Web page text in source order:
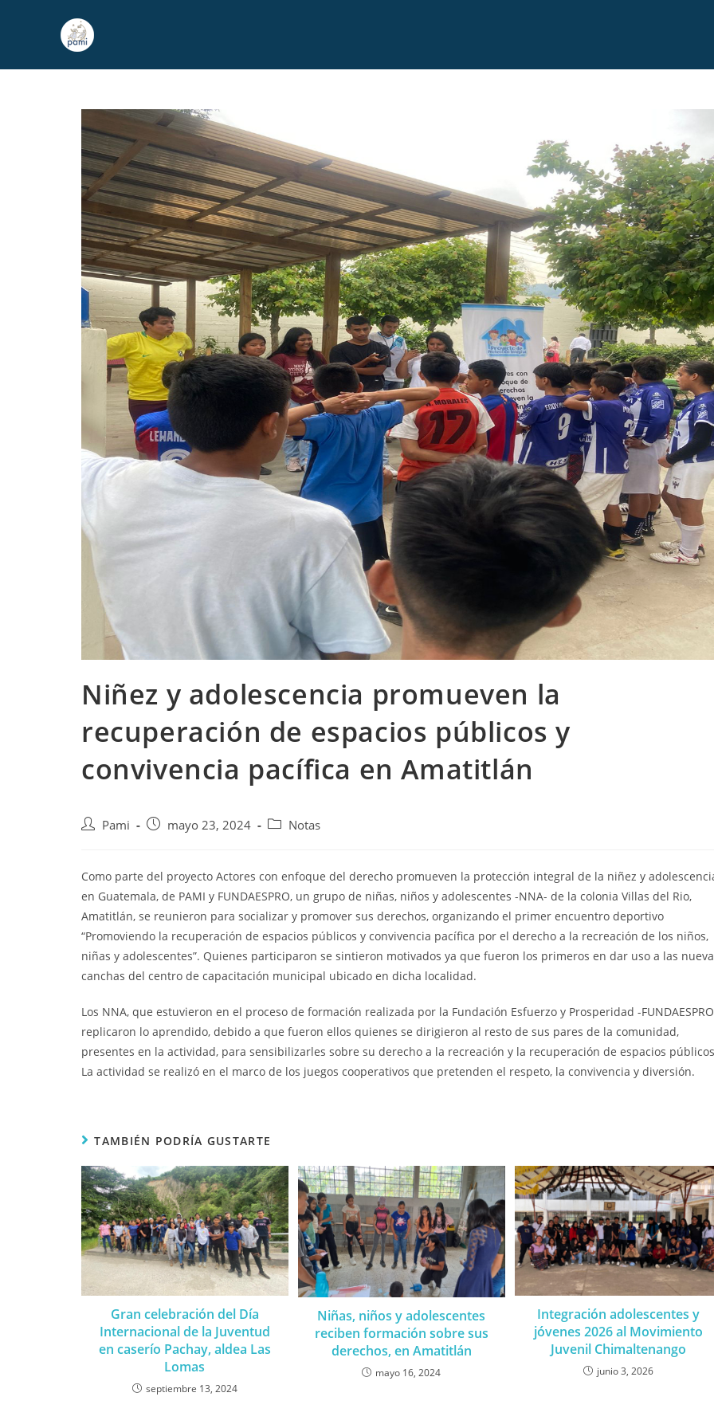
Niñez y adolescencia promueven la
recuperación de espacios públicos y
convivencia pacífica en Amatitlán
Pami mayo 23, 2024 Notas
Como parte del proyecto Actores con enfoque del derecho promueven la protección integral de la niñez y
en Guatemala, de PAMI y FUNDAESPRO, un grupo de niñas, niños y adolescentes -NNA- de la colonia Villas del Rio,
Amatitlán, se reunieron para socializar y promover sus derechos, organizando el primer encuentro deportivo
“Promoviendo la recuperación de espacios públicos y convivencia pacífica por el derecho a la recreación de los niños,
niñas y adolescentes”. Quienes participaron se sintieron motivados ya que fueron los primeros en dar uso a las
canchas del centro de capacitación municipal ubicado en dicha localidad.
Los NNA, que estuvieron en el proceso de formación realizada por la Fundación Esfuerzo y Prosperidad -
replicaron lo aprendido, debido a que fueron ellos quienes se dirigieron al resto de sus pares de la comunidad,
presentes en la actividad, para sensibilizarles sobre su derecho a la recreación y la recuperación de espacios
La actividad se realizó en el marco de los juegos cooperativos que pretenden el respeto, la convivencia y diversión.
TAMBIÉN PODRÍA GUSTARTE
Gran celebración del Día
Internacional de la Juventud
en caserío Pachay, aldea Las
Lomas
septiembre 13, 2024
Niñas, niños y adolescentes
reciben formación sobre sus
derechos, en Amatitlán
mayo 16, 2024
Integración adolescentes y
jóvenes 2026 al Movimiento
Juvenil Chimaltenango
junio 3, 2026